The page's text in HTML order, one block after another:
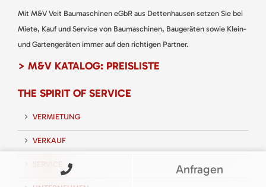
Mit M&V Veit Baumaschinen eGbR aus Dettenhausen setzen Sie bei
Miete, Kauf und Service von Baumaschinen, Baugeräten sowie Klein-
und Gartengeräten immer auf den richtigen Partner.
> M&V KATALOG: PREISLISTE
THE SPIRIT OF SERVICE
VERMIETUNG
VERKAUF
Anfragen